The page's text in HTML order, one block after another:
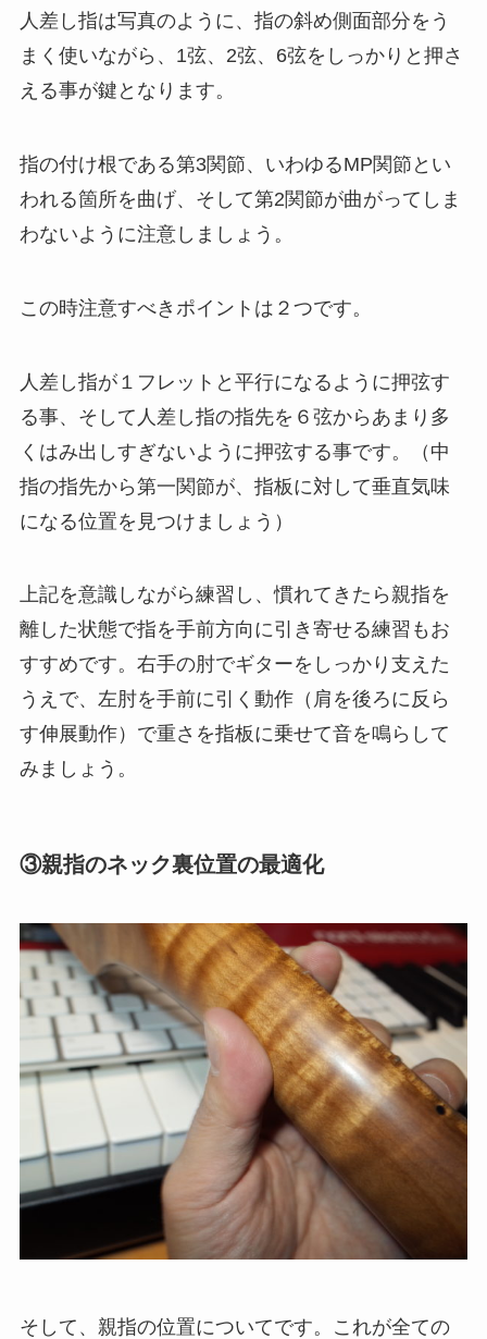
人差し指は写真のように、指の斜め側面部分をう
まく使いながら、1弦、2弦、6弦をしっかりと押さ
える事が鍵となります。
指の付け根である第3関節、いわゆるMP関節とい
われる箇所を曲げ、そして第2関節が曲がってしま
わないように注意しましょう。
この時注意すべきポイントは２つです。
人差し指が１フレットと平行になるように押弦す
る事、そして人差し指の指先を６弦からあまり多
くはみ出しすぎないように押弦する事です。（中
指の指先から第一関節が、指板に対して垂直気味
になる位置を見つけましょう）
上記を意識しながら練習し、慣れてきたら親指を
離した状態で指を手前方向に引き寄せる練習もお
すすめです。右手の肘でギターをしっかり支えた
うえで、左肘を手前に引く動作（肩を後ろに反ら
す伸展動作）で重さを指板に乗せて音を鳴らして
みましょう。
③親指のネック裏位置の最適化
そして、親指の位置についてです。これが全ての